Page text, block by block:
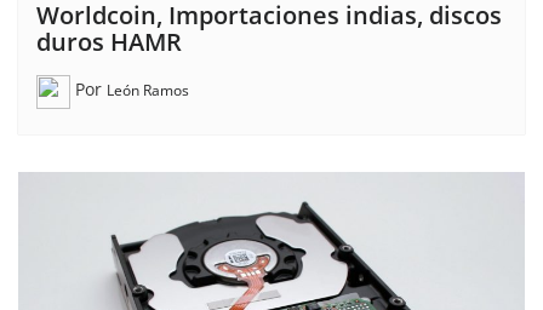
Worldcoin, Importaciones indias, discos
duros HAMR
Por León Ramos